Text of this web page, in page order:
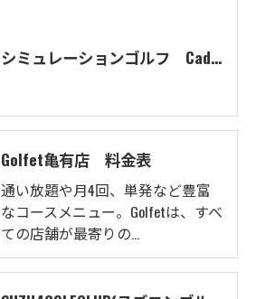
シミュレーションゴルフ Caddy 料金表
Golfet亀有店 料金表
通い放題や月4回、単発など豊富
なコースメニュー。Golfetは、すべ
ての店舗が最寄りの…